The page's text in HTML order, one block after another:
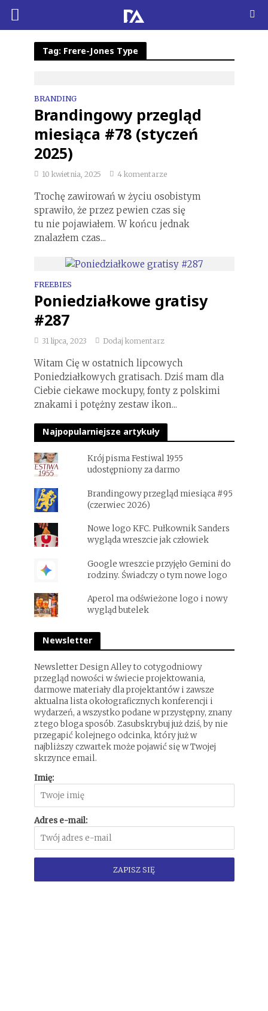
Tag: Frere-Jones Type
BRANDING
Brandingowy przegląd
miesiąca #78 (styczeń
2025)
10 kwietnia, 2025 4 komentarze
Trochę zawirowań w życiu osobistym
sprawiło, że przez pewien czas się
tu nie pojawiałem. W końcu jednak
znalazłem czas...
FREEBIES
Poniedziałkowe gratisy
#287
31 lipca, 2023 Dodaj komentarz
Witam Cię w ostatnich lipcowych
Poniedziałkowych gratisach. Dziś mam dla
Ciebie ciekawe mockupy, fonty z polskimi
znakami i potężny zestaw ikon...
Najpopularniejsze artykuły
Krój pisma Festiwal 1955
udostępniony za darmo
Brandingowy przegląd miesiąca #95
(czerwiec 2026)
Nowe logo KFC. Pułkownik Sanders
wygląda wreszcie jak człowiek
Google wreszcie przyjęło Gemini do
rodziny. Świadczy o tym nowe logo
Aperol ma odświeżone logo i nowy
wygląd butelek
Newsletter
Newsletter Design Alley to cotygodniowy
przegląd nowości w świecie projektowania,
darmowe materiały dla projektantów i zawsze
aktualna lista okołograficznych konferencji i
wydarzeń, a wszystko podane w przystępny, znany
z tego bloga sposób. Zasubskrybuj już dziś, by nie
przegapić kolejnego odcinka, który już w
najbliższy czwartek może pojawić się w Twojej
skrzynce email.
Imię:
Adres e-mail: